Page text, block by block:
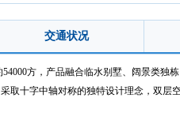
交通状况
方，产品融合临水别墅、阔景类
取十字中轴对称的独特设计理念，双